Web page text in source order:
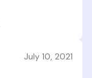
July 10, 2021